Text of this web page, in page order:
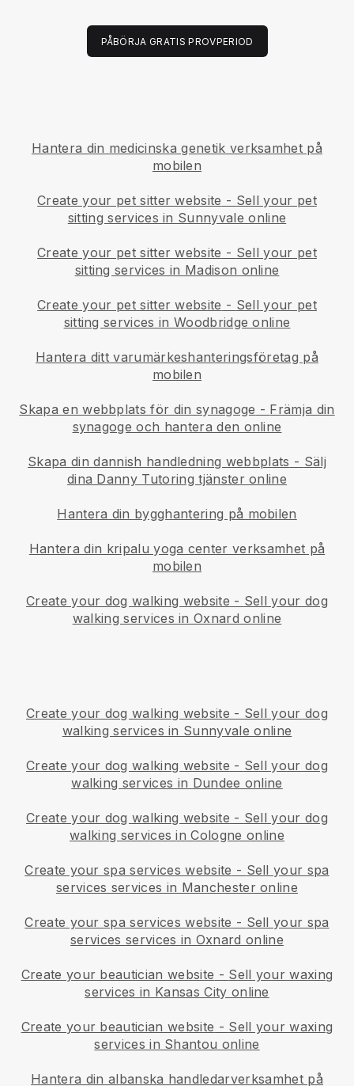
PÅBÖRJA GRATIS PROVPERIOD
Hantera din medicinska genetik verksamhet på
mobilen
Create your pet sitter website - Sell your pet
sitting services in Sunnyvale online
Create your pet sitter website - Sell your pet
sitting services in Madison online
Create your pet sitter website - Sell your pet
sitting services in Woodbridge online
Hantera ditt varumärkeshanteringsföretag på
mobilen
Skapa en webbplats för din synagoge - Främja din
synagoge och hantera den online
Skapa din dannish handledning webbplats - Sälj
dina Danny Tutoring tjänster online
Hantera din bygghantering på mobilen
Hantera din kripalu yoga center verksamhet på
mobilen
Create your dog walking website - Sell your dog
walking services in Oxnard online
Create your dog walking website - Sell your dog
walking services in Sunnyvale online
Create your dog walking website - Sell your dog
walking services in Dundee online
Create your dog walking website - Sell your dog
walking services in Cologne online
Create your spa services website - Sell your spa
services services in Manchester online
Create your spa services website - Sell your spa
services services in Oxnard online
Create your beautician website - Sell your waxing
services in Kansas City online
Create your beautician website - Sell your waxing
services in Shantou online
Hantera din albanska handledarverksamhet på